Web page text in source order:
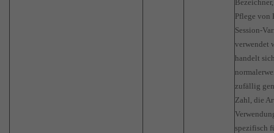
Pflege von
Session-
verwendet
handelt
zufällig
Zahl, die
spezifisch